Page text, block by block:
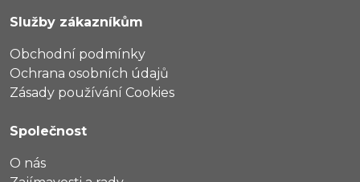
Služby zákazníkům
Obchodní podmínky
Ochrana osobních údajů
Zásady používání Cookies
Společnost
O nás